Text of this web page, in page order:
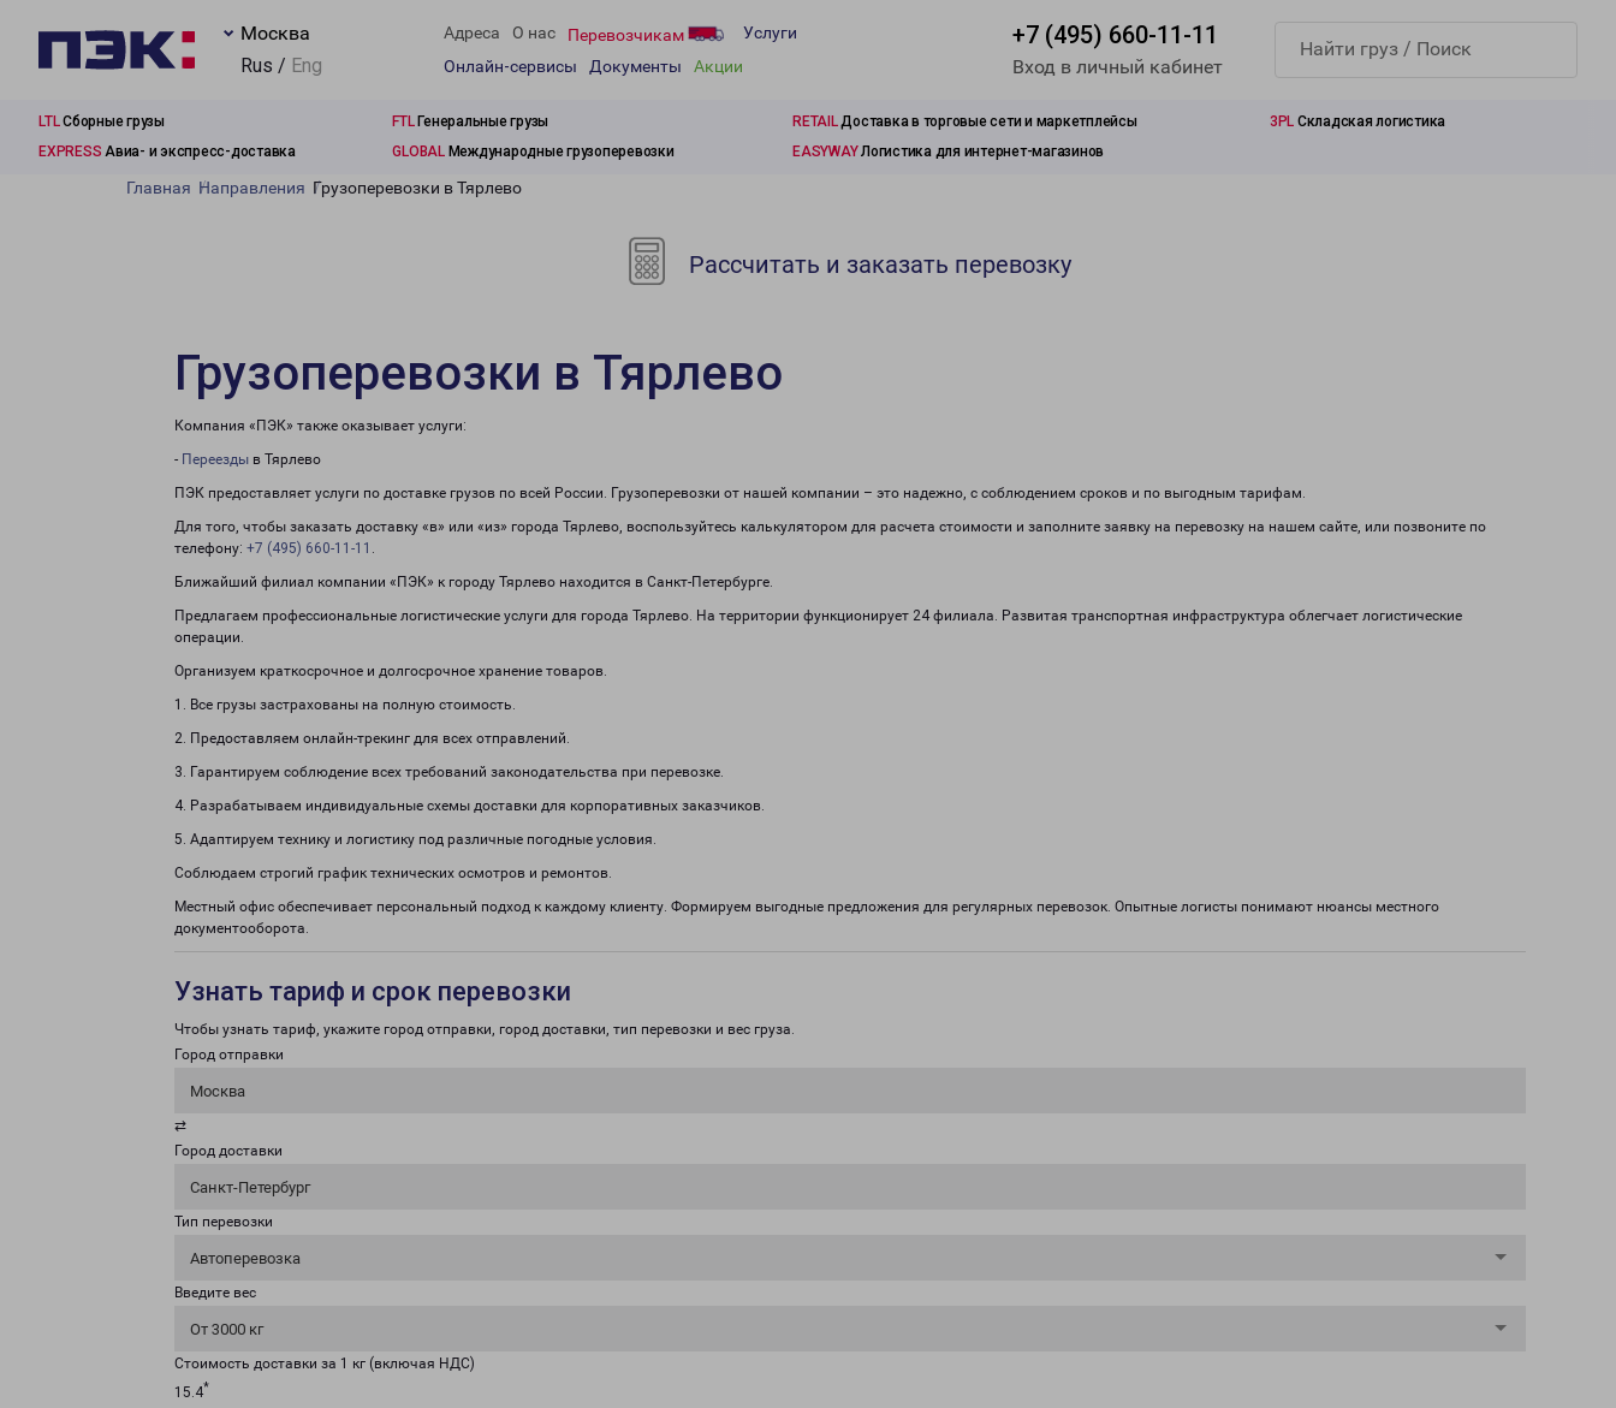
Москва
Rus / Eng
Адреса О нас Перевозчикам
Услуги
Онлайн-сервисы
Документы Акции
+7 (495) 660-11-11
Вход в личный кабинет
LTLСборные грузы FTLГенеральные грузы RETAILДоставка в торговые сети и маркетплейсы 3PL Складская логистика
EXPRESS Авиа- и экспресс-доставка GLOBALМеждународные грузоперевозки EASYWAYЛогистика для интернет-магазинов
Главная Направления Грузоперевозки в Тярлево
Рассчитать и заказать перевозку
Грузоперевозки в Тярлево
Компания «ПЭК» также оказывает услуги:
- Переезды в Тярлево
ПЭК предоставляет услуги по доставке грузов по всей России. Грузоперевозки от нашей компании – это надежно, с соблюдением сроков и по выгодным тарифам.
Для того, чтобы заказать доставку «в» или «из» города Тярлево, воспользуйтесь калькулятором для расчета стоимости и заполните заявку на перевозку на нашем сайте, или позвоните по
телефону: +7 (495) 660-11-11 .
Ближайший филиал компании «ПЭК» к городу Тярлево находится в Санкт-Петербурге.
Предлагаем профессиональные логистические услуги для города Тярлево. На территории функционирует 24 филиала. Развитая транспортная инфраструктура облегчает логистические
операции.
Организуем краткосрочное и долгосрочное хранение товаров.
1. Все грузы застрахованы на полную стоимость.
2. Предоставляем онлайн-трекинг для всех отправлений.
3. Гарантируем соблюдение всех требований законодательства при перевозке.
4. Разрабатываем индивидуальные схемы доставки для корпоративных заказчиков.
5. Адаптируем технику и логистику под различные погодные условия.
Соблюдаем строгий график технических осмотров и ремонтов.
Местный офис обеспечивает персональный подход к каждому клиенту. Формируем выгодные предложения для регулярных перевозок. Опытные логисты понимают нюансы местного
документооборота.
Узнать тариф и срок перевозки
Чтобы узнать тариф, укажите город отправки, город доставки, тип перевозки и вес груза.
Город отправки
Москва
⇄
Город доставки
Санкт-Петербург
Тип перевозки
Автоперевозка
Введите вес
От 3000 кг
Стоимость доставки за 1 кг (включая НДС)
15.4*